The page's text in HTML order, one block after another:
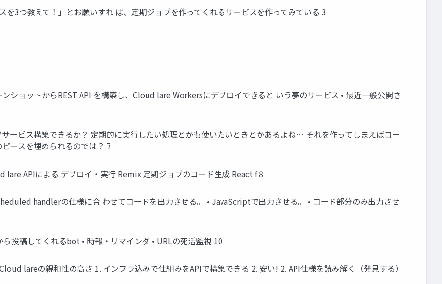
を3つ教えて！」とお願いすれ ば、定期ジョブを作ってくれるサービスを作ってみている 3
ショットからREST API を構築し、Cloud lare Workersにデプロイできると いう夢のサービス • 最近一般公開さ
ービス構築できるか？ 定期的に実行したい処理とかも使いたいときとかあるよね… それを作ってしまえばコー
ースを埋められるのでは？ 7
lare APIによる デプロイ・実行 Remix 定期ジョブのコード生成 React f 8
handlerの仕様に合 わせてコードを出力させる。 • JavaScriptで出力させる。 • コード部分のみ出力させ
投稿してくれるbot • 時報・リマインダ • URLの死活監視 10
lareの親和性の高さ 1. インフラ込みで仕組みをAPIで構築できる 2. 安い! 2. API仕様を読み解く（発見する）